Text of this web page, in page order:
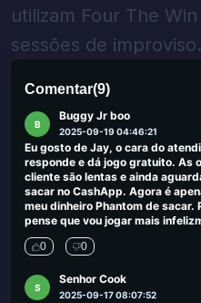
utilizam Four The
sessões de improviso.
Comentar(9)
Dear World
2025-09-23 03:26:51
Retirado recebido, mas depois
0 0
B
Buggy Jr boo
2025-09-19 04:46:21
Eu gosto de Jay, o cara do
responde e dá jogo gratuito. As
cliente são lentas e ainda
sacar no CashApp. Agora é
meu dinheiro Phantom de
pense que vou jogar mais
0 0
S
Senhor Cook
2025-09-17 08:07:52